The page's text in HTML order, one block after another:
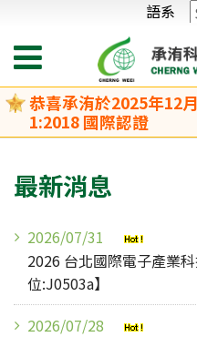
語系
恭喜承洧於2025年12
1:2018 國際認證
最新消息
2026/07/31
2026 台北國際電子產業
位:J0503a】
2026/07/28